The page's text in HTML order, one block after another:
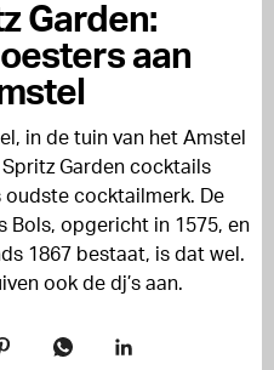
Garden:
aan
in de tuin van het Amstel
Garden cocktails
oudste cocktailmerk. De
Bols, opgericht in 1575, en
1867 bestaat, is dat wel.
ook de dj’s aan.